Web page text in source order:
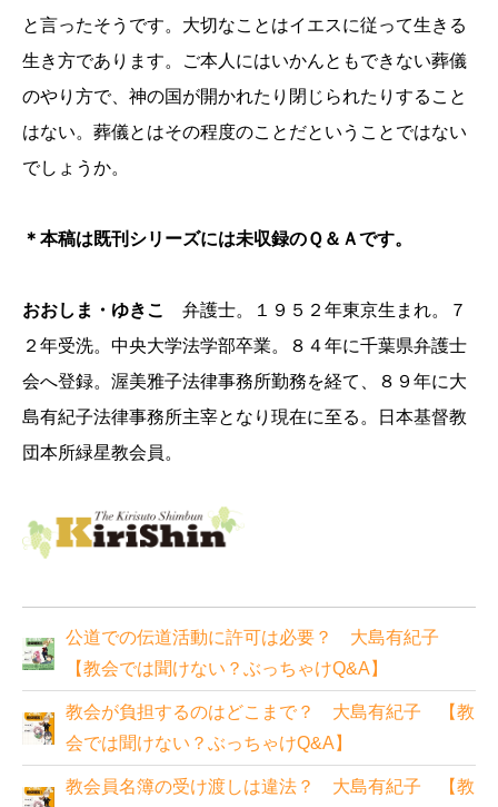
と言ったそうです。大切なことはイエスに従って生きる
生き方であります。ご本人にはいかんともできない葬儀
のやり方で、神の国が開かれたり閉じられたりすること
はない。葬儀とはその程度のことだということではない
でしょうか。
＊本稿は既刊シリーズには未収録のＱ＆Ａです。
おおしま・ゆきこ
弁護士。１９５２年東京生まれ。７
２年受洗。中央大学法学部卒業。８４年に千葉県弁護士
会へ登録。渥美雅子法律事務所勤務を経て、８９年に大
島有紀子法律事務所主宰となり現在に至る。日本基督教
団本所緑星教会員。
公道での伝道活動に許可は必要？ 大島有紀子
【教会では聞けない？ぶっちゃけQ&A】
教会が負担するのはどこまで？ 大島有紀子 【教
会では聞けない？ぶっちゃけQ&A】
教会員名簿の受け渡しは違法？ 大島有紀子 【教